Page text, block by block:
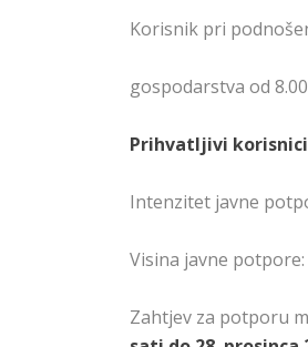
Korisnik pri
gospodarstva od
Prihvatljivi
Intenzitet javne
Visina javne
Zahtjev za potporu